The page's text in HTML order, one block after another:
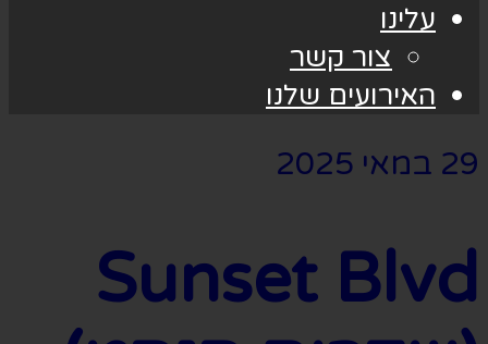
עלינו
צור קשר
האירועים שלנו
29 במאי 2025
Sunset Blvd